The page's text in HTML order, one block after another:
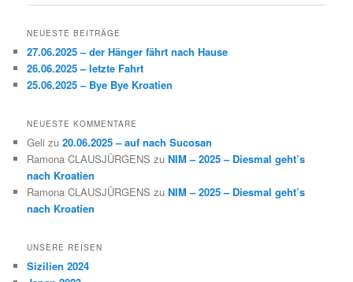
NEUESTE BEITRÄGE
27.06.2025 – der Hänger fährt nach Hause
26.06.2025 – letzte Fahrt
25.06.2025 – Bye Bye Kroatien
NEUESTE KOMMENTARE
Geli zu20.06.2025 – auf nach Sucosan
Ramona CLAUSJÜRGENS zuNIM – 2025 – Diesmal geht’s
nach Kroatien
Ramona CLAUSJÜRGENS zuNIM – 2025 – Diesmal geht’s
nach Kroatien
UNSERE REISEN
Sizilien 2024